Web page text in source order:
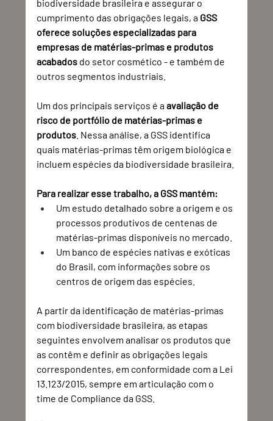
biodiversidade brasileira e assegurar o
cumprimento das obrigações legais, a GSS
oferece soluções especializadas para
empresas de matérias-primas e produtos
acabados do setor cosmético - e também de
outros segmentos industriais.
Um dos principais serviços é a avaliação de
risco de portfólio de matérias-primas e
produtos . Nessa análise, a GSS identifica
quais matérias-primas têm origem biológica e
incluem espécies da biodiversidade brasileira.
Para realizar esse trabalho, a GSS mantém:
Um estudo detalhado sobre a origem e os
processos produtivos de centenas de
matérias-primas disponíveis no mercado.
Um banco de espécies nativas e exóticas
do Brasil, com informações sobre os
centros de origem das espécies.
A partir da identificação de matérias-primas
com biodiversidade brasileira, as etapas
seguintes envolvem analisar os produtos que
as contêm e definir as obrigações legais
correspondentes, em conformidade com a Lei
13.123/2015, sempre em articulação com o
time de Compliance da GSS.